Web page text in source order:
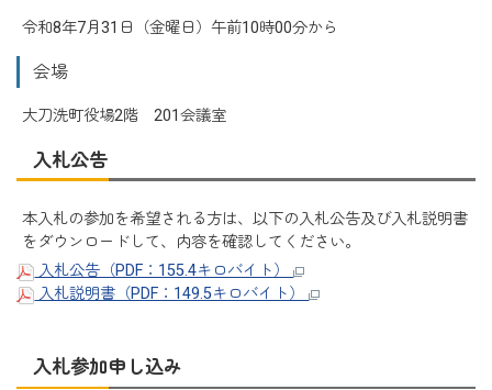
令和8年7月31日（金曜日）午前10時00分から
会場
大刀洗町役場2階 201会議室
入札公告
本入札の参加を希望される方は、以下の入札公告及び入札説明書
をダウンロードして、内容を確認してください。
入札公告（PDF：155.4キロバイト）
入札説明書（PDF：149.5キロバイト）
入札参加申し込み